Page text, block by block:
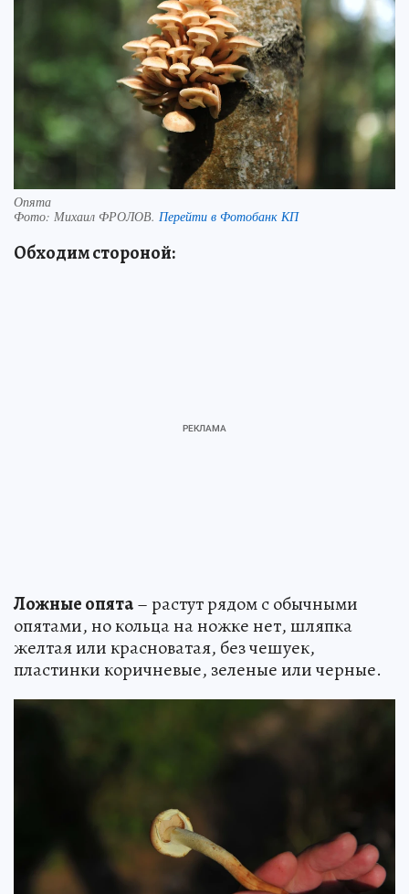
Опята
Фото: Михаил ФРОЛОВ. Перейти в Фотобанк КП
Обходим стороной:
Ложные опята– растут рядом с обычными
опятами, но кольца на ножке нет, шляпка
желтая или красноватая, без чешуек,
пластинки коричневые, зеленые или черные.